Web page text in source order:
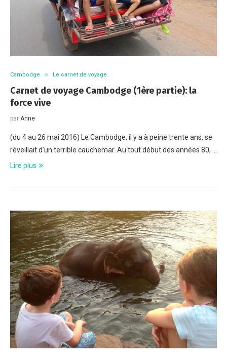
Cambodge Le carnet de voyage
Carnet de voyage Cambodge (1ère partie): la
force vive
par Anne
(du 4 au 26 mai 2016) Le Cambodge, il y a à peine trente ans, se
réveillait d’un terrible cauchemar. Au tout début des années 80, …
Lire plus